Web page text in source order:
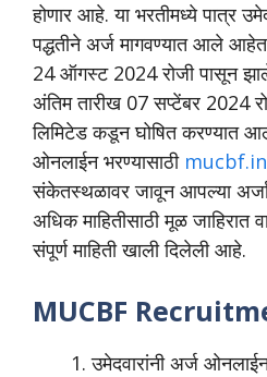
होणार आहे. या भरतीमध्ये पात्र
पद्धतीने अर्ज मागवण्यात आले
24 ऑगस्ट 2024 रोजी पासून
अंतिम तारीख 07 सप्टेंबर 2024
लिमिटेड कडून घोषित करण्यात
ओनलाईन भरण्यासाठी
संकेतस्थळावर जावून आपल्या
अधिक माहितीसाठी मूळ जाहिरात
संपूर्ण माहिती खाली दिलेली आहे.
MUCBF
उमेदवारांनी अर्ज